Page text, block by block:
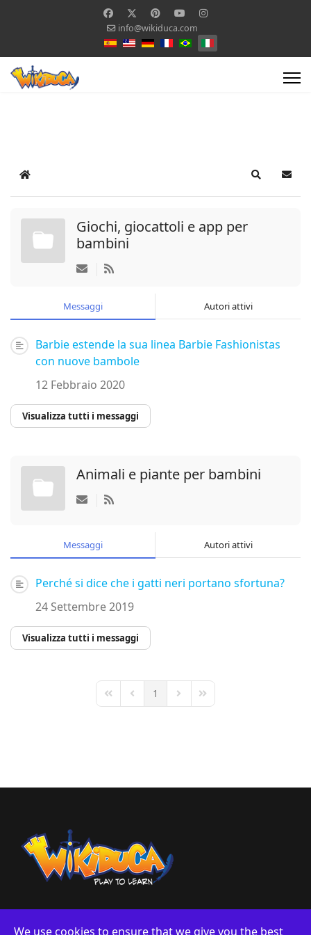
info@wikiduca.com
Seleziona la tua lingua
Home Search
Giochi, giocattoli e app per
bambini
Messaggi Autori attivi
Barbie estende la sua linea Barbie Fashionistas
con nuove bambole
12 Febbraio 2020
Visualizza tutti i messaggi
Animali e piante per bambini
Messaggi Autori attivi
Perché si dice che i gatti neri portano sfortuna?
24 Settembre 2019
Visualizza tutti i messaggi
First PagePrevious Page
1 Next PageLast Page
We use cookies to ensure that we give you the best